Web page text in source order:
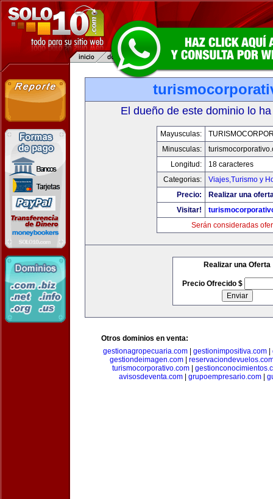
El dueño de este dominio lo
Mayusculas:
Minusculas:
Longitud:
18 caracteres
Categorias:
Viajes,Turismo y
Precio:
Realizar una
Visitar!
Serán consideradas
Realizar una Oferta
Precio Ofrecido $
Otros dominios en venta:
gestionagropecuaria.com
gestionimpositiva.com
gestiondeimagen.com
turismocorporativo.com
avisosdeventa.com| grupoempresario.com|